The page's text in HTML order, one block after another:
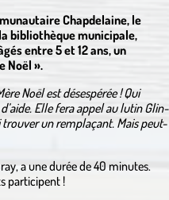
Chapdelaine, le
bibliothèque municipale,
entre 5 et 12 ans, un
Noël ».
Noël est désespérée ! Qui
Elle fera appel au lutin Glin-
trouver un remplaçant. Mais peut-
a une durée de 40 minutes.
participent !